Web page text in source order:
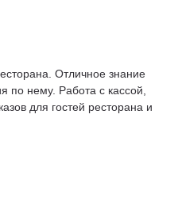
Отличное знание
по нему. Работа с кассой,
для гостей ресторана и